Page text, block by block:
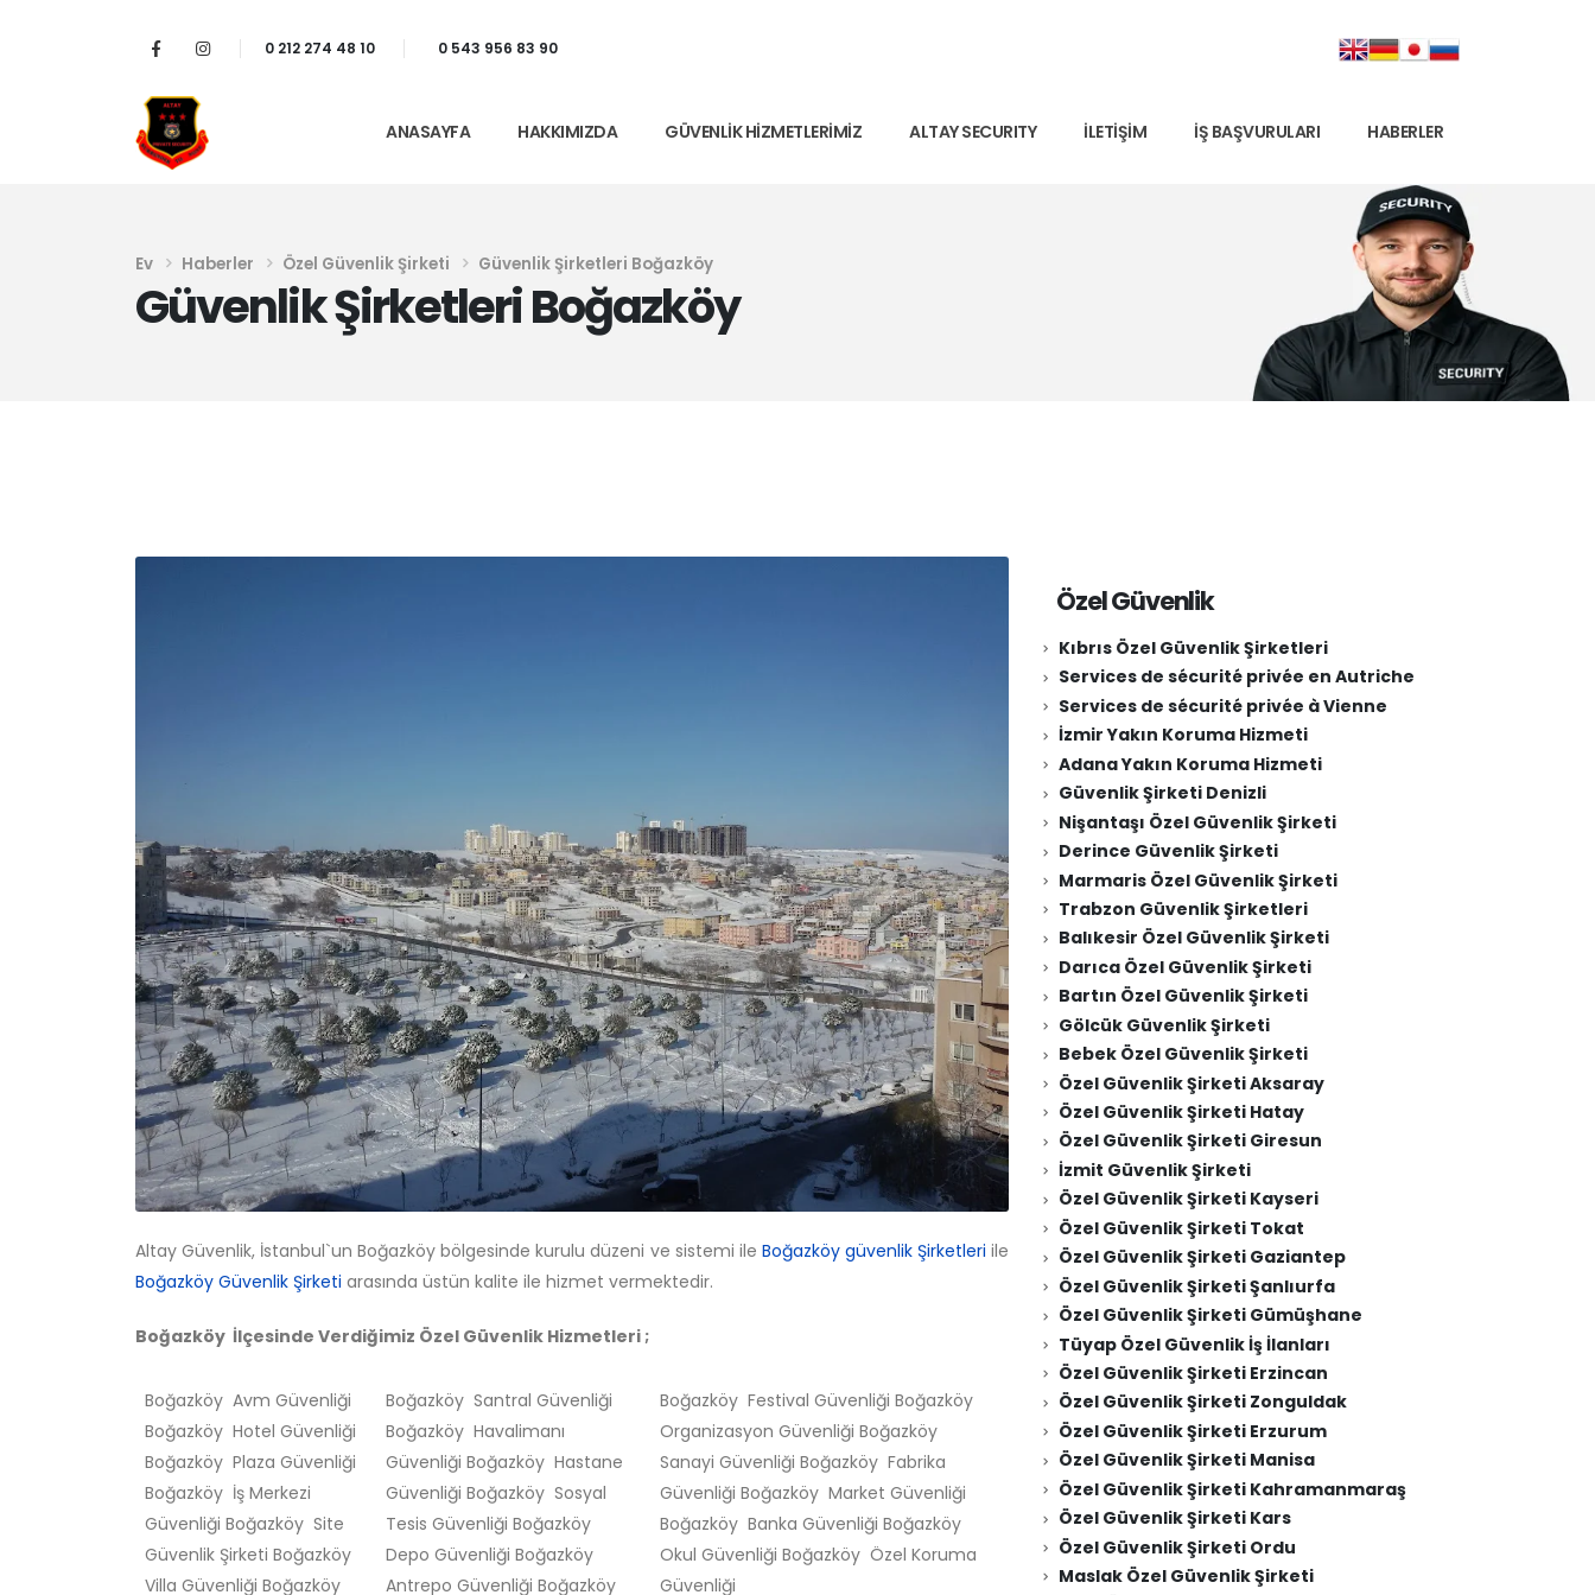
0 212 274 48 10 0 543 956 83 90
ANASAYFA HAKKIMIZDA GÜVENLIK HIZMETLERIMIZ ALTAY SECURITY İLETIŞIM İŞ BAŞVURULARI HABERLER
Ev Haberler Özel Güvenlik Şirketi Güvenlik Şirketleri Boğazköy
Güvenlik Şirketleri Boğazköy
Altay Güvenlik, İstanbul`un Boğazköy bölgesinde kurulu düzeni ve sistemi ile Boğazköy güvenlik Şirketleri ile
Boğazköy Güvenlik Şirketi arasında üstün kalite ile hizmet vermektedir.
Boğazköy İlçesinde Verdiğimiz Özel Güvenlik Hizmetleri ;
Boğazköy Avm Güvenliği
Boğazköy Hotel Güvenliği
Boğazköy Plaza Güvenliği
Boğazköy İş Merkezi
Güvenliği Boğazköy Site
Güvenlik Şirketi Boğazköy
Villa Güvenliği Boğazköy
Boğazköy Santral Güvenliği
Boğazköy Havalimanı
Güvenliği Boğazköy Hastane
Güvenliği Boğazköy Sosyal
Tesis Güvenliği Boğazköy
Depo Güvenliği Boğazköy
Antrepo Güvenliği Boğazköy
Boğazköy Festival Güvenliği Boğazköy
Organizasyon Güvenliği Boğazköy
Sanayi Güvenliği Boğazköy Fabrika
Güvenliği Boğazköy Market Güvenliği
Boğazköy Banka Güvenliği Boğazköy
Okul Güvenliği Boğazköy Özel Koruma
Güvenliği
Özel Güvenlik
Kıbrıs Özel Güvenlik Şirketleri
Services de sécurité privée en Autriche
Services de sécurité privée à Vienne
İzmir Yakın Koruma Hizmeti
Adana Yakın Koruma Hizmeti
Güvenlik Şirketi Denizli
Nişantaşı Özel Güvenlik Şirketi
Derince Güvenlik Şirketi
Marmaris Özel Güvenlik Şirketi
Trabzon Güvenlik Şirketleri
Balıkesir Özel Güvenlik Şirketi
Darıca Özel Güvenlik Şirketi
Bartın Özel Güvenlik Şirketi
Gölcük Güvenlik Şirketi
Bebek Özel Güvenlik Şirketi
Özel Güvenlik Şirketi Aksaray
Özel Güvenlik Şirketi Hatay
Özel Güvenlik Şirketi Giresun
İzmit Güvenlik Şirketi
Özel Güvenlik Şirketi Kayseri
Özel Güvenlik Şirketi Tokat
Özel Güvenlik Şirketi Gaziantep
Özel Güvenlik Şirketi Şanlıurfa
Özel Güvenlik Şirketi Gümüşhane
Tüyap Özel Güvenlik İş İlanları
Özel Güvenlik Şirketi Erzincan
Özel Güvenlik Şirketi Zonguldak
Özel Güvenlik Şirketi Erzurum
Özel Güvenlik Şirketi Manisa
Özel Güvenlik Şirketi Kahramanmaraş
Özel Güvenlik Şirketi Kars
Özel Güvenlik Şirketi Ordu
Maslak Özel Güvenlik Şirketi